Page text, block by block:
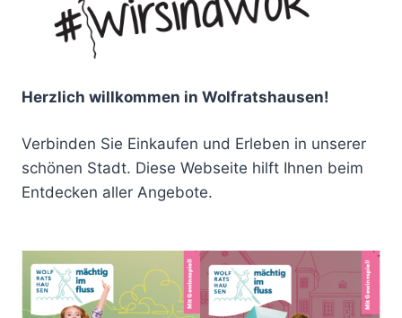
Herzlich willkommen in Wolfratshausen!
Verbinden Sie Einkaufen und Erleben in unserer
schönen Stadt. Diese Webseite hilft Ihnen beim
Entdecken aller Angebote.